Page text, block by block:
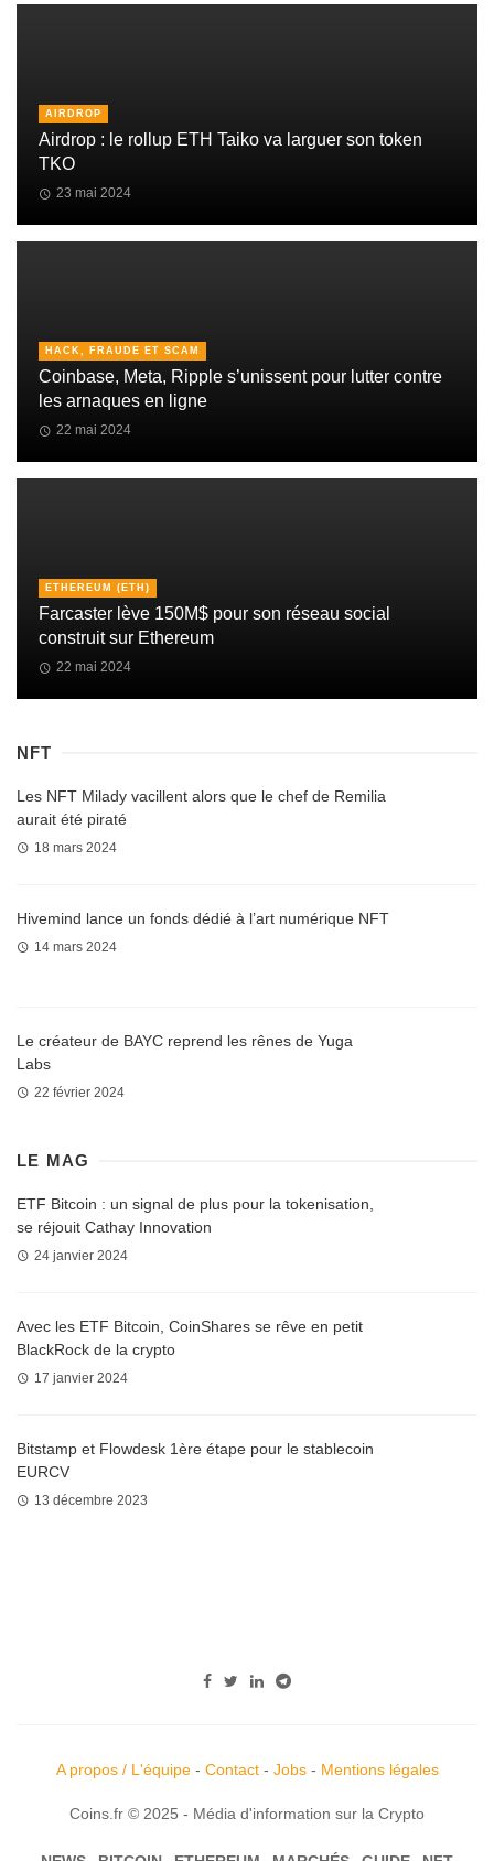
AIRDROP
Airdrop : le rollup ETH Taiko va larguer son token
TKO
23 mai 2024
HACK, FRAUDE ET SCAM
Coinbase, Meta, Ripple s’unissent pour lutter contre
les arnaques en ligne
22 mai 2024
ETHEREUM (ETH)
Farcaster lève 150M$ pour son réseau social
construit sur Ethereum
22 mai 2024
NFT
Les NFT Milady vacillent alors que le chef de Remilia
aurait été piraté
18 mars 2024
Hivemind lance un fonds dédié à l’art numérique NFT
14 mars 2024
Le créateur de BAYC reprend les rênes de Yuga
Labs
22 février 2024
LE MAG
ETF Bitcoin : un signal de plus pour la tokenisation,
se réjouit Cathay Innovation
24 janvier 2024
Avec les ETF Bitcoin, CoinShares se rêve en petit
BlackRock de la crypto
17 janvier 2024
Bitstamp et Flowdesk 1ère étape pour le stablecoin
EURCV
13 décembre 2023
A propos / L'équipe- Contact- Jobs- Mentions légales
Coins.fr © 2025 - Média d'information sur la Crypto